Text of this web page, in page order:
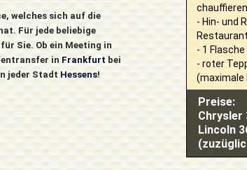
welches sich auf die
Für jede beliebige
Sie. Ob ein Meeting in
in Frankfurt bei
jeder Stadt Hessens!
Preise:
Chrysler
Lincoln
chauffieren.
- Hin- und
Restaurant.
- 1
- roter
(maximale